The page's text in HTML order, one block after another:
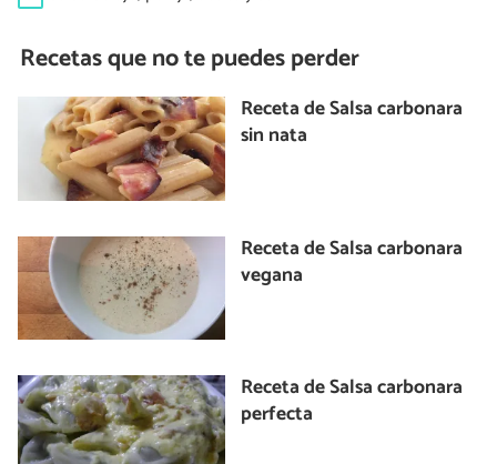
Recetas que no te puedes perder
Receta de Salsa carbonara
sin nata
Receta de Salsa carbonara
vegana
Receta de Salsa carbonara
perfecta